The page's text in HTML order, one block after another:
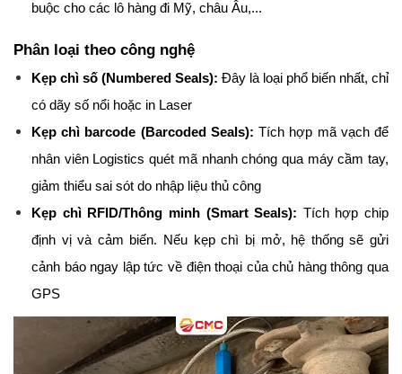
buộc cho các lô hàng đi Mỹ, châu Âu,...
Phân loại theo công nghệ
Kẹp chì số (Numbered Seals): Đây là loại phổ biến nhất, chỉ
có dãy số nổi hoặc in Laser
Kẹp chì barcode (Barcoded Seals): Tích hợp mã vạch để
nhân viên Logistics quét mã nhanh chóng qua máy cầm tay,
giảm thiểu sai sót do nhập liệu thủ công
Kẹp chì RFID/Thông minh (Smart Seals): Tích hợp chip
định vị và cảm biến. Nếu kẹp chì bị mở, hệ thống sẽ gửi
cảnh báo ngay lập tức về điện thoại của chủ hàng thông qua
GPS